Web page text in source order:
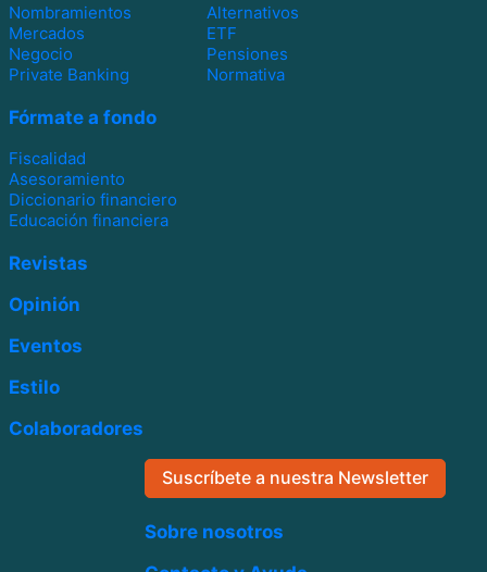
Nombramientos
Alternativos
Mercados
ETF
Negocio
Pensiones
Private Banking
Normativa
Fórmate a fondo
Fiscalidad
Asesoramiento
Diccionario financiero
Educación financiera
Revistas
Opinión
Eventos
Estilo
Colaboradores
Suscríbete a nuestra Newsletter
Sobre nosotros